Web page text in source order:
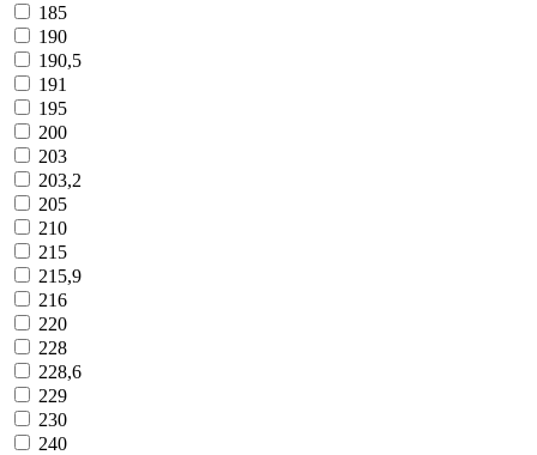
185
190
190,5
191
195
200
203
203,2
205
210
215
215,9
216
220
228
228,6
229
230
240